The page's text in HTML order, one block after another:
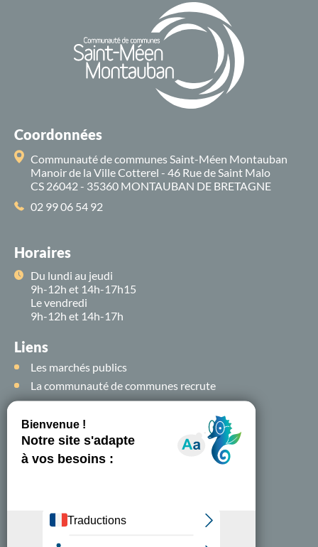
Coordonnées
Communauté de communes Saint-Méen Montauban
Manoir de la Ville Cotterel - 46 Rue de Saint Malo
CS 26042 - 35360 MONTAUBAN DE BRETAGNE
02 99 06 54 92
Horaires
Du lundi au jeudi
9h-12h et 14h-17h15
Le vendredi
9h-12h et 14h-17h
Liens
Les marchés publics
La communauté de communes recrute
Suivez-nous sur
les
réseaux sociaux !
Nous contacter